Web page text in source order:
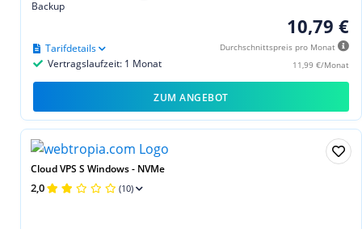
Backup
10,79 €
Durchschnittspreis pro Monat
11,99 €/Monat
Vertragslaufzeit: 1 Monat
Tarifdetails
ZUM ANGEBOT
Cloud VPS S Windows - NVMe
2,0 (10)